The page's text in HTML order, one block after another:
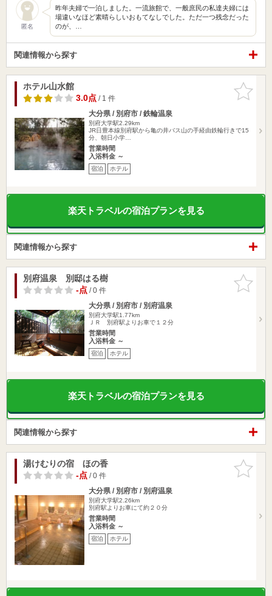
匿名
昨年夫婦で一泊しました。一流旅館で、一般庶民の私達夫婦には
場違いなほど素晴らしいおもてなしでした。ただ一つ残念だった
のが、…
関連情報から探す
お気に入
りに追加
ホテル山水館
3.0点/ 1 件
大分県 / 別府市 / 鉄輪温泉
別府大学駅2.29km
JR日豊本線別府駅から亀の井バス山の手経由鉄輪行きで15
分、朝日小学…
営業時間
入浴料金 ～
宿泊 ホテル
楽天トラベルの宿泊プランを見る
関連情報から探す
お気に入
りに追加
別府温泉 別邸はる樹
-点/ 0 件
大分県 / 別府市 / 別府温泉
別府大学駅1.77km
ＪＲ 別府駅よりお車で１２分
営業時間
入浴料金 ～
宿泊 ホテル
楽天トラベルの宿泊プランを見る
関連情報から探す
お気に入
りに追加
湯けむりの宿 ほの香
-点/ 0 件
大分県 / 別府市 / 別府温泉
別府大学駅2.26km
別府駅よりお車にて約２０分
営業時間
入浴料金 ～
宿泊 ホテル